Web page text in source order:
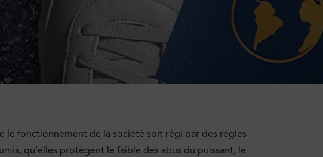
le fonctionnement de la société soit régi par des règles
qu’elles protègent le faible des abus du puissant, le